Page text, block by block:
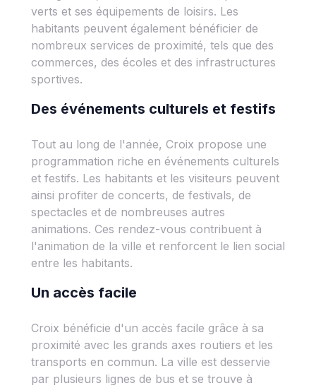
verts et ses équipements de loisirs. Les
habitants peuvent également bénéficier de
nombreux services de proximité, tels que des
commerces, des écoles et des infrastructures
sportives.
Des événements culturels et festifs
Tout au long de l'année, Croix propose une
programmation riche en événements culturels
et festifs. Les habitants et les visiteurs peuvent
ainsi profiter de concerts, de festivals, de
spectacles et de nombreuses autres
animations. Ces rendez-vous contribuent à
l'animation de la ville et renforcent le lien social
entre les habitants.
Un accès facile
Croix bénéficie d'un accès facile grâce à sa
proximité avec les grands axes routiers et les
transports en commun. La ville est desservie
par plusieurs lignes de bus et se trouve à